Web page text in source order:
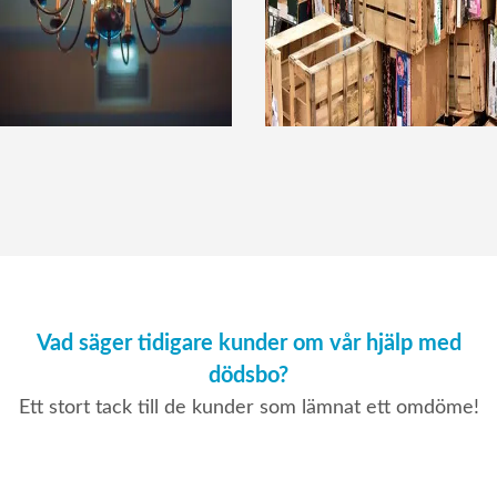
Vad säger tidigare kunder om vår hjälp med
dödsbo?
Ett stort tack till de kunder som lämnat ett omdöme!